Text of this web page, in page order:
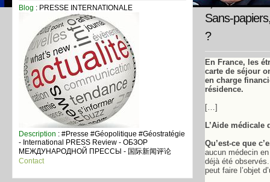
Blog : PRESSE INTERNATIONALE
Description : #Presse #Géopolitique #Géostratégie
- International PRESS Review - ОБЗОР
МЕЖДУНАРОДНОЙ ПРЕССЫ - 国际新闻评论
Contact
1 juin 2019
Sans-
?
En France, les
carte de séjour
en charge
résidence.
[…]
L’Aide médicale
Qu’est-ce que
aucun médecin
déjà été
peut faire l’objet